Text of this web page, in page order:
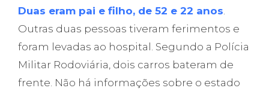
Duas eram pai e filho, de 52 e 22 anos.
Outras duas pessoas tiveram ferimentos e
foram levadas ao hospital. Segundo a Polícia
Militar Rodoviária, dois carros bateram de
frente. Não há informações sobre o estado